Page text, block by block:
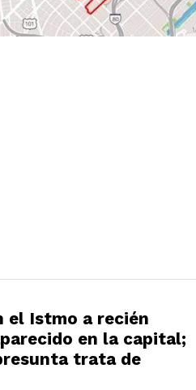
el Istmo a recién
en la capital;
trata de